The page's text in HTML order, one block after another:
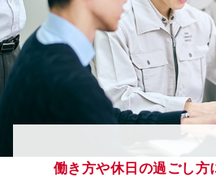
働き方や休日の過ごし方